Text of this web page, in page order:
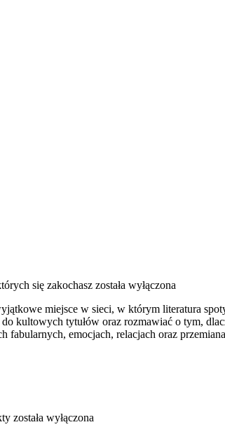
się zakochasz została wyłączona
miejsce w sieci, w którym literatura
kultowych tytułów oraz rozmawiać o tym,
fabularnych, emocjach, relacjach oraz
została wyłączona